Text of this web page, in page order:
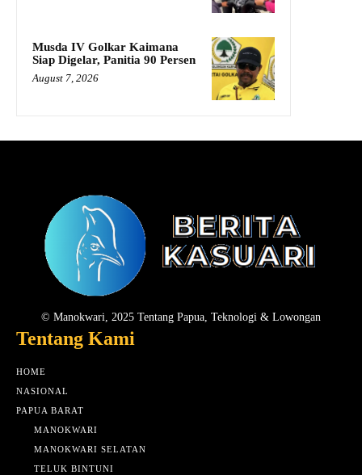
Musda IV Golkar Kaimana
Siap Digelar, Panitia 90 Persen
August 7, 2026
© Manokwari, 2025 Tentang Papua, Teknologi & Lowongan
Tentang Kami
HOME
NASIONAL
PAPUA BARAT
MANOKWARI
MANOKWARI SELATAN
TELUK BINTUNI